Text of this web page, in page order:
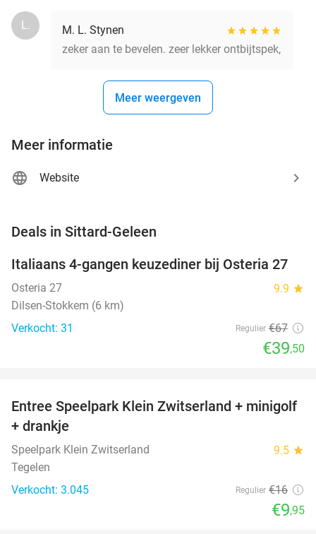
L.
M. L. Stynen
zeker aan te bevelen. zeer lekker ontbijtspek,
Meer weergeven
Meer informatie
Website
Deals in Sittard-Geleen
41%
TODAY
Italiaans 4-gangen keuzediner bij Osteria 27
Osteria 27 9.9 star
Dilsen-Stokkem (6 km)
Verkocht: 31
Regulier €67
€39,50
38%
Entree Speelpark Klein Zwitserland + minigolf
+ drankje
Speelpark Klein Zwitserland 9.5 star
Tegelen
Verkocht: 3.045
Regulier €16
€9,95